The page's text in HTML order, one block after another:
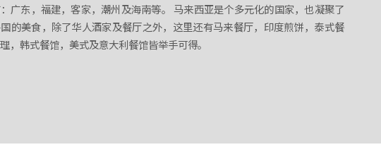
广东，福建，客家，潮州及海南等。 马来西亚是个多元化的国家，也凝聚了
的美食，除了华人酒家及餐厅之外，这里还有马来餐厅，印度煎饼，泰式餐
，韩式餐馆，美式及意大利餐馆皆举手可得。